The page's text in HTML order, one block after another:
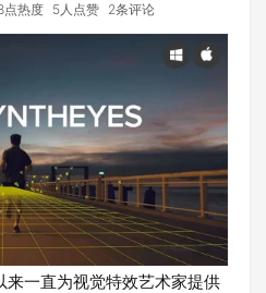
点热度 5人点赞 2条评论
一直为视觉特效艺术家提供